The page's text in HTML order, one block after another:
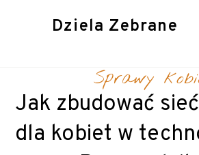
content
Dziela Zebrane
Sprawy
Jak zbudować
dla kobiet w